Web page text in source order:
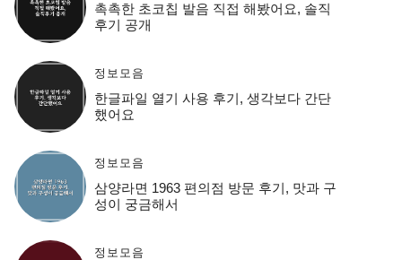
촉촉한 초코칩 발음 직접 해봤어요, 솔직
후기 공개
정보모음
한글파일 열기 사용 후기, 생각보다 간단
했어요
정보모음
삼양라면 1963 편의점 방문 후기, 맛과 구
성이 궁금해서
정보모음